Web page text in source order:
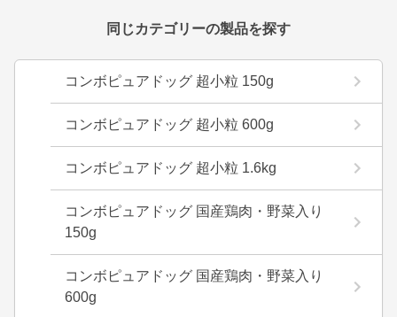
同じカテゴリーの製品を探す
コンボピュアドッグ 超小粒 150g
コンボピュアドッグ 超小粒 600g
コンボピュアドッグ 超小粒 1.6kg
コンボピュアドッグ 国産鶏肉・野菜入り
150g
コンボピュアドッグ 国産鶏肉・野菜入り
600g